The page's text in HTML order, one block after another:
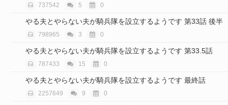
737542 5 0
やる夫とやらない夫が騎兵隊を設立するようです 第33話 後半
798965 3 0
やる夫とやらない夫が騎兵隊を設立するようです 第33.5話
787433 15 0
やる夫とやらない夫が騎兵隊を設立するようです 最終話
2257649 9 0